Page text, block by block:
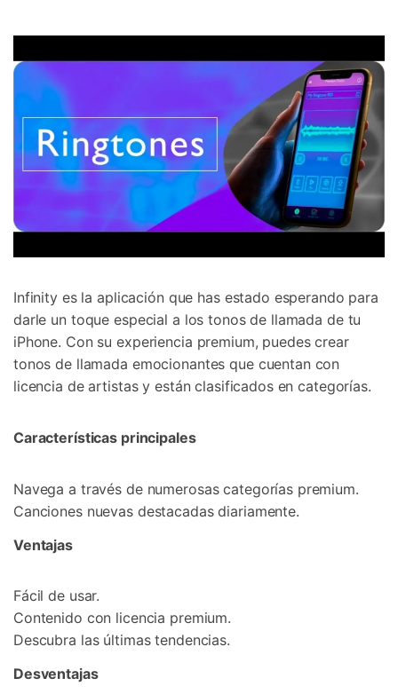
Infinity es la aplicación que has estado esperando para
darle un toque especial a los tonos de llamada de tu
iPhone. Con su experiencia premium, puedes crear
tonos de llamada emocionantes que cuentan con
licencia de artistas y están clasificados en categorías.
Características principales
Navega a través de numerosas categorías premium.
Canciones nuevas destacadas diariamente.
Ventajas
Fácil de usar.
Contenido con licencia premium.
Descubra las últimas tendencias.
Desventajas